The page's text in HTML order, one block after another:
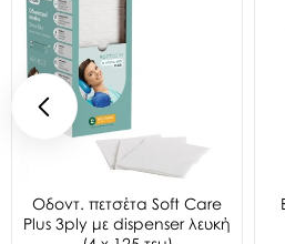
Oδοντ. πετσέτα Soft Care
Plus 3ply με dispenser λευκή